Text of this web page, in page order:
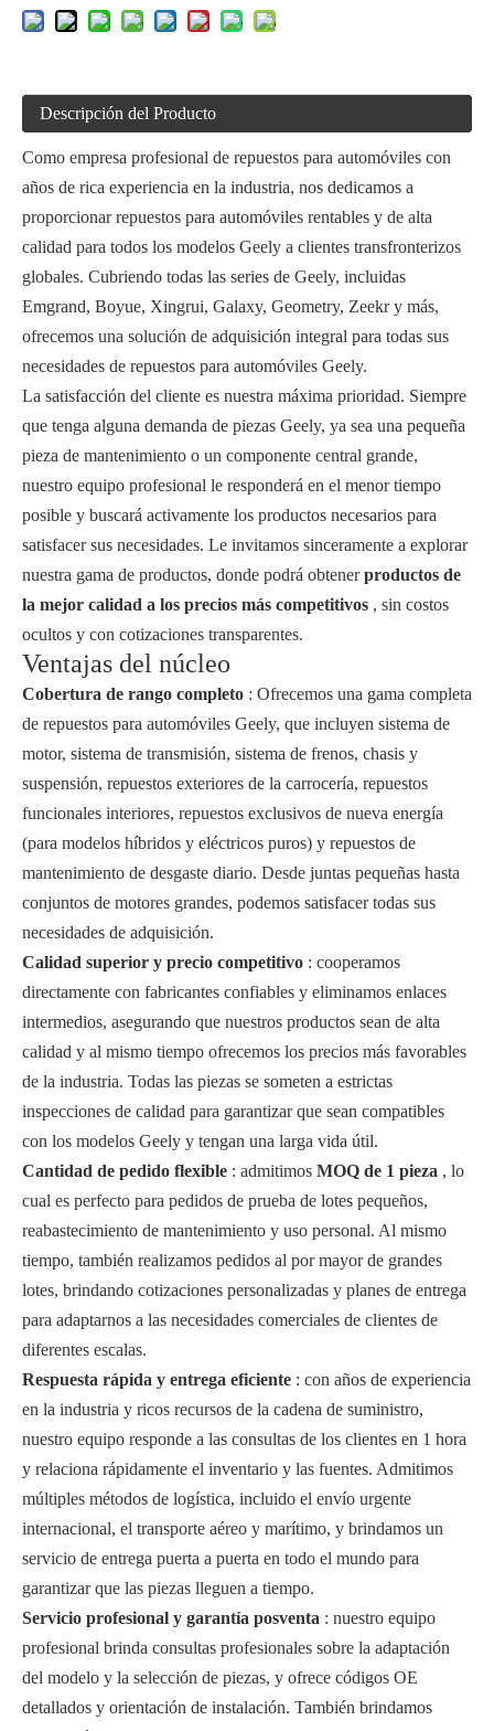
Descripción del Producto
Como empresa profesional de repuestos para automóviles con
años de rica experiencia en la industria, nos dedicamos a
proporcionar repuestos para automóviles rentables y de alta
calidad para todos los modelos Geely a clientes transfronterizos
globales. Cubriendo todas las series de Geely, incluidas
Emgrand, Boyue, Xingrui, Galaxy, Geometry, Zeekr y más,
ofrecemos una solución de adquisición integral para todas sus
necesidades de repuestos para automóviles Geely.
La satisfacción del cliente es nuestra máxima prioridad. Siempre
que tenga alguna demanda de piezas Geely, ya sea una pequeña
pieza de mantenimiento o un componente central grande,
nuestro equipo profesional le responderá en el menor tiempo
posible y buscará activamente los productos necesarios para
satisfacer sus necesidades. Le invitamos sinceramente a explorar
nuestra gama de productos, donde podrá obtenerproductos de
la mejor calidad a los precios más competitivos , sin costos
ocultos y con cotizaciones transparentes.
Ventajas del núcleo
Cobertura de rango completo : Ofrecemos una gama completa
de repuestos para automóviles Geely, que incluyen sistema de
motor, sistema de transmisión, sistema de frenos, chasis y
suspensión, repuestos exteriores de la carrocería, repuestos
funcionales interiores, repuestos exclusivos de nueva energía
(para modelos híbridos y eléctricos puros) y repuestos de
mantenimiento de desgaste diario. Desde juntas pequeñas hasta
conjuntos de motores grandes, podemos satisfacer todas sus
necesidades de adquisición.
Calidad superior y precio competitivo : cooperamos
directamente con fabricantes confiables y eliminamos enlaces
intermedios, asegurando que nuestros productos sean de alta
calidad y al mismo tiempo ofrecemos los precios más favorables
de la industria. Todas las piezas se someten a estrictas
inspecciones de calidad para garantizar que sean compatibles
con los modelos Geely y tengan una larga vida útil.
Cantidad de pedido flexible : admitimos MOQ de 1 pieza , lo
cual es perfecto para pedidos de prueba de lotes pequeños,
reabastecimiento de mantenimiento y uso personal. Al mismo
tiempo, también realizamos pedidos al por mayor de grandes
lotes, brindando cotizaciones personalizadas y planes de entrega
para adaptarnos a las necesidades comerciales de clientes de
diferentes escalas.
Respuesta rápida y entrega eficiente : con años de experiencia
en la industria y ricos recursos de la cadena de suministro,
nuestro equipo responde a las consultas de los clientes en 1 hora
y relaciona rápidamente el inventario y las fuentes. Admitimos
múltiples métodos de logística, incluido el envío urgente
internacional, el transporte aéreo y marítimo, y brindamos un
servicio de entrega puerta a puerta en todo el mundo para
garantizar que las piezas lleguen a tiempo.
Servicio profesional y garantía posventa : nuestro equipo
profesional brinda consultas profesionales sobre la adaptación
del modelo y la selección de piezas, y ofrece códigos OE
detallados y orientación de instalación. También brindamos